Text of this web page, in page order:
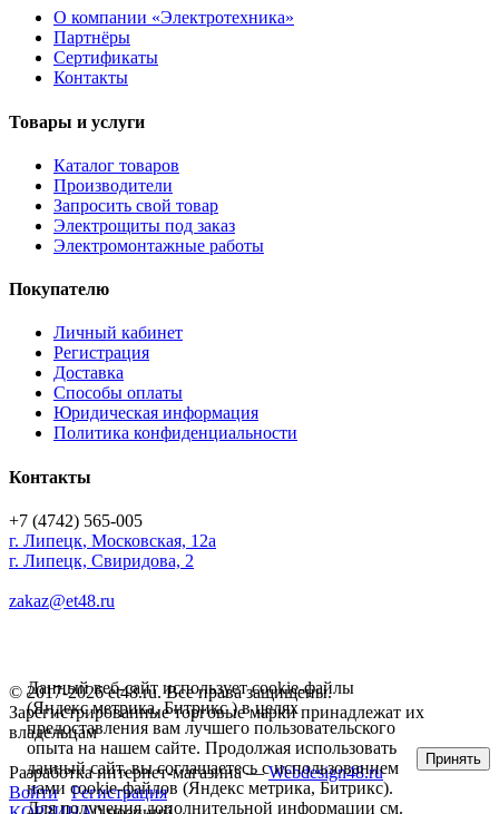
О компании «Электротехника»
Партнёры
Сертификаты
Контакты
Товары и услуги
Каталог товаров
Производители
Запросить свой товар
Электрощиты под заказ
Электромонтажные работы
Покупателю
Личный кабинет
Регистрация
Доставка
Способы оплаты
Юридическая информация
Политика конфиденциальности
Контакты
+7 (4742) 565-005
г. Липецк, Московская, 12а
г. Липецк, Свиридова, 2
zakaz@et48.ru
© 2017-2026 et48.ru. Все права защищены.
Зарегистрированные торговые марки принадлежат их
владельцам
Разработка интернет-магазина —Webdesign48.ru
Войти
Регистрация
Данный веб-сайт использует cookie-файлы
(Яндекс метрика, Битрикс ) в целях
предоставления вам лучшего пользовательского
опыта на нашем сайте. Продолжая использовать
данный сайт, вы соглашаетесь с использованием
нами cookie-файлов (Яндекс метрика, Битрикс).
Для получения дополнительной информации см.
Принять